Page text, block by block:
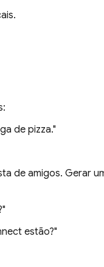
de pizza."
de amigos. Gerar
estão?"